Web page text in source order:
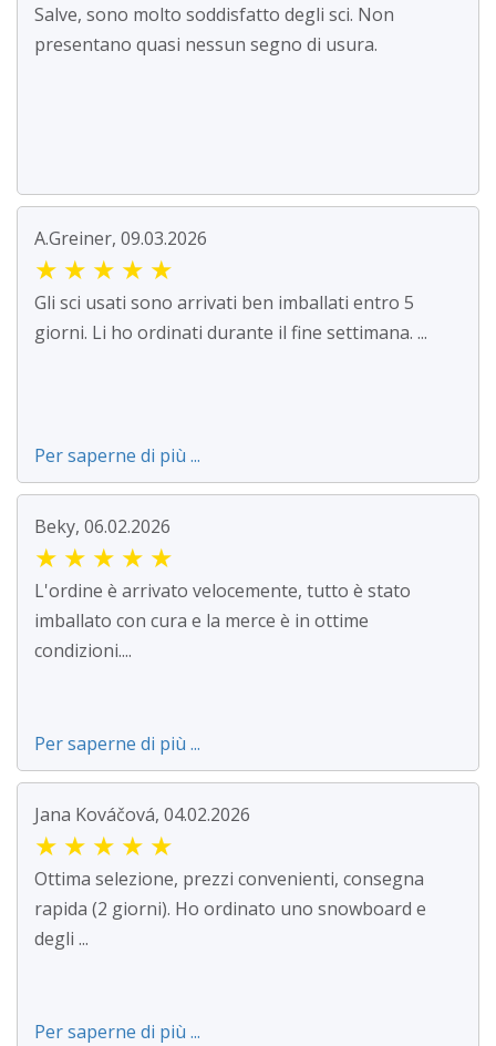
Salve, sono molto soddisfatto degli sci. Non
presentano quasi nessun segno di usura.
A.Greiner, 09.03.2026
★ ★ ★ ★ ★
Gli sci usati sono arrivati ben imballati entro 5
giorni. Li ho ordinati durante il fine settimana. ...
Per saperne di più ...
Beky, 06.02.2026
★ ★ ★ ★ ★
L'ordine è arrivato velocemente, tutto è stato
imballato con cura e la merce è in ottime
condizioni....
Per saperne di più ...
Jana Kováčová, 04.02.2026
★ ★ ★ ★ ★
Ottima selezione, prezzi convenienti, consegna
rapida (2 giorni). Ho ordinato uno snowboard e
degli ...
Per saperne di più ...